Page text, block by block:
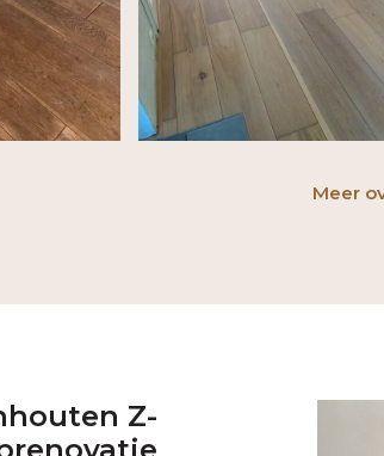
Meer
Z-